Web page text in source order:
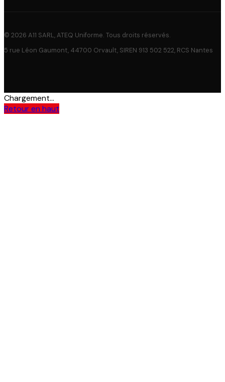
© 2026 A11 SARL, ATEQ Uniforme. Tous droits réservés.
5 rue Léon Gaumont, 44700 Orvault, SIREN 913 502 522, RCS Nantes
Chargement...
Retour en haut